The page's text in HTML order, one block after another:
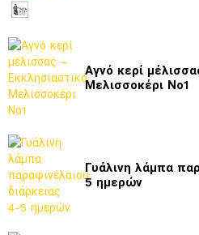
Αγνό κερί
Μελισσοκέρι Νο1
Γυάλινη λάμπα
5 ημερών